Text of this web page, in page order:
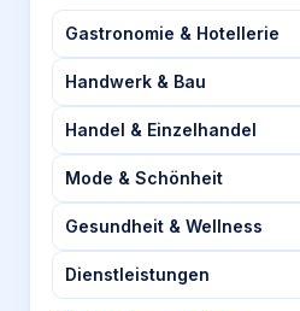
Gastronomie & Hotellerie
Handwerk & Bau
Handel & Einzelhandel
Mode & Schönheit
Gesundheit & Wellness
Dienstleistungen